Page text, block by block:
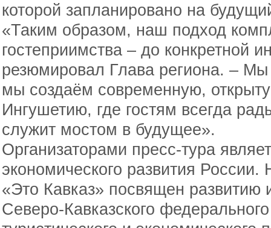
которой запланировано на
«Таким образом, наш подход
гостеприимства – до конкретной
резюмировал Глава региона. –
мы создаём современную,
Ингушетию, где гостям всегда
служит мостом в будущее».
Организаторами пресс-тура
экономического развития
«Это Кавказ» посвящен
Северо-Кавказского федерального